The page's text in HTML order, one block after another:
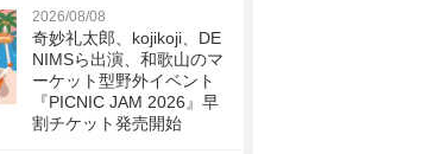
2026/08/08
奇妙礼太郎、kojikoji、DE
NIMSら出演、和歌山のマ
ーケット型野外イベント
『PICNIC JAM 2026』早
割チケット発売開始